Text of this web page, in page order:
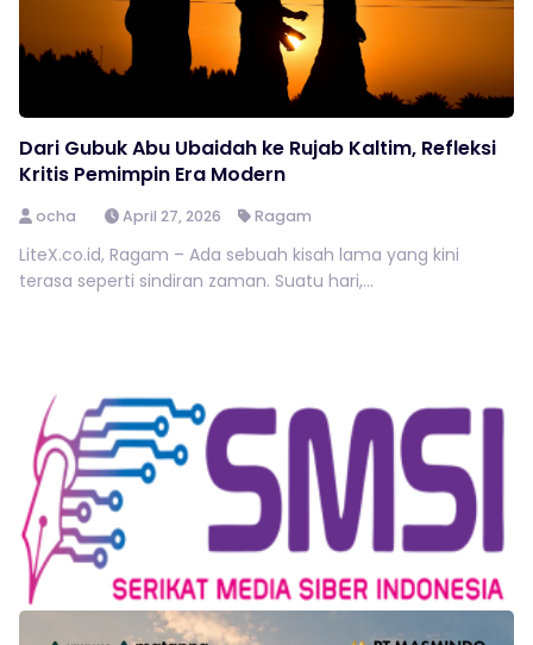
Dari Gubuk Abu Ubaidah ke Rujab Kaltim, Refleksi
Kritis Pemimpin Era Modern
ocha April 27, 2026 Ragam
LiteX.co.id, Ragam – Ada sebuah kisah lama yang kini
terasa seperti sindiran zaman. Suatu hari,...